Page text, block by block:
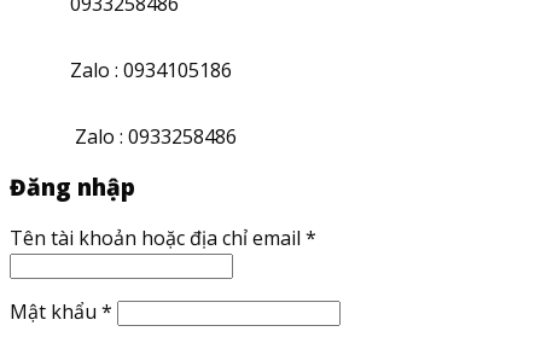
Zalo : 0934105186
Zalo : 0933258486
Đăng nhập
Tên tài khoản hoặc địa chỉ email *
Mật khẩu *